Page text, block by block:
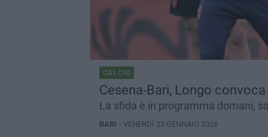
CALCIO
Cesena-Bari, Longo
La sfida è in programma domani,
BARI - VENERDÌ 23 GENNAIO 2026